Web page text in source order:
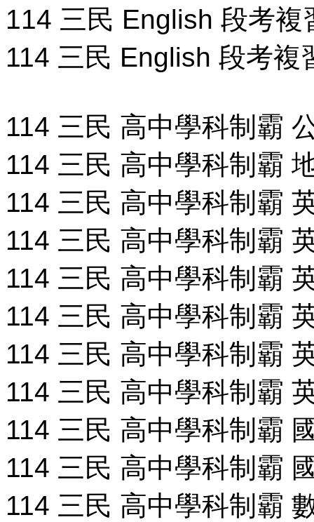
114 三民 English 段考複
114 三民 English 段考複
114 三民 高中學科制霸
114 三民 高中學科制霸
114 三民 高中學科制霸
114 三民 高中學科制霸
114 三民 高中學科制霸
114 三民 高中學科制霸
114 三民 高中學科制霸
114 三民 高中學科制霸
114 三民 高中學科制霸
114 三民 高中學科制霸
114 三民 高中學科制霸